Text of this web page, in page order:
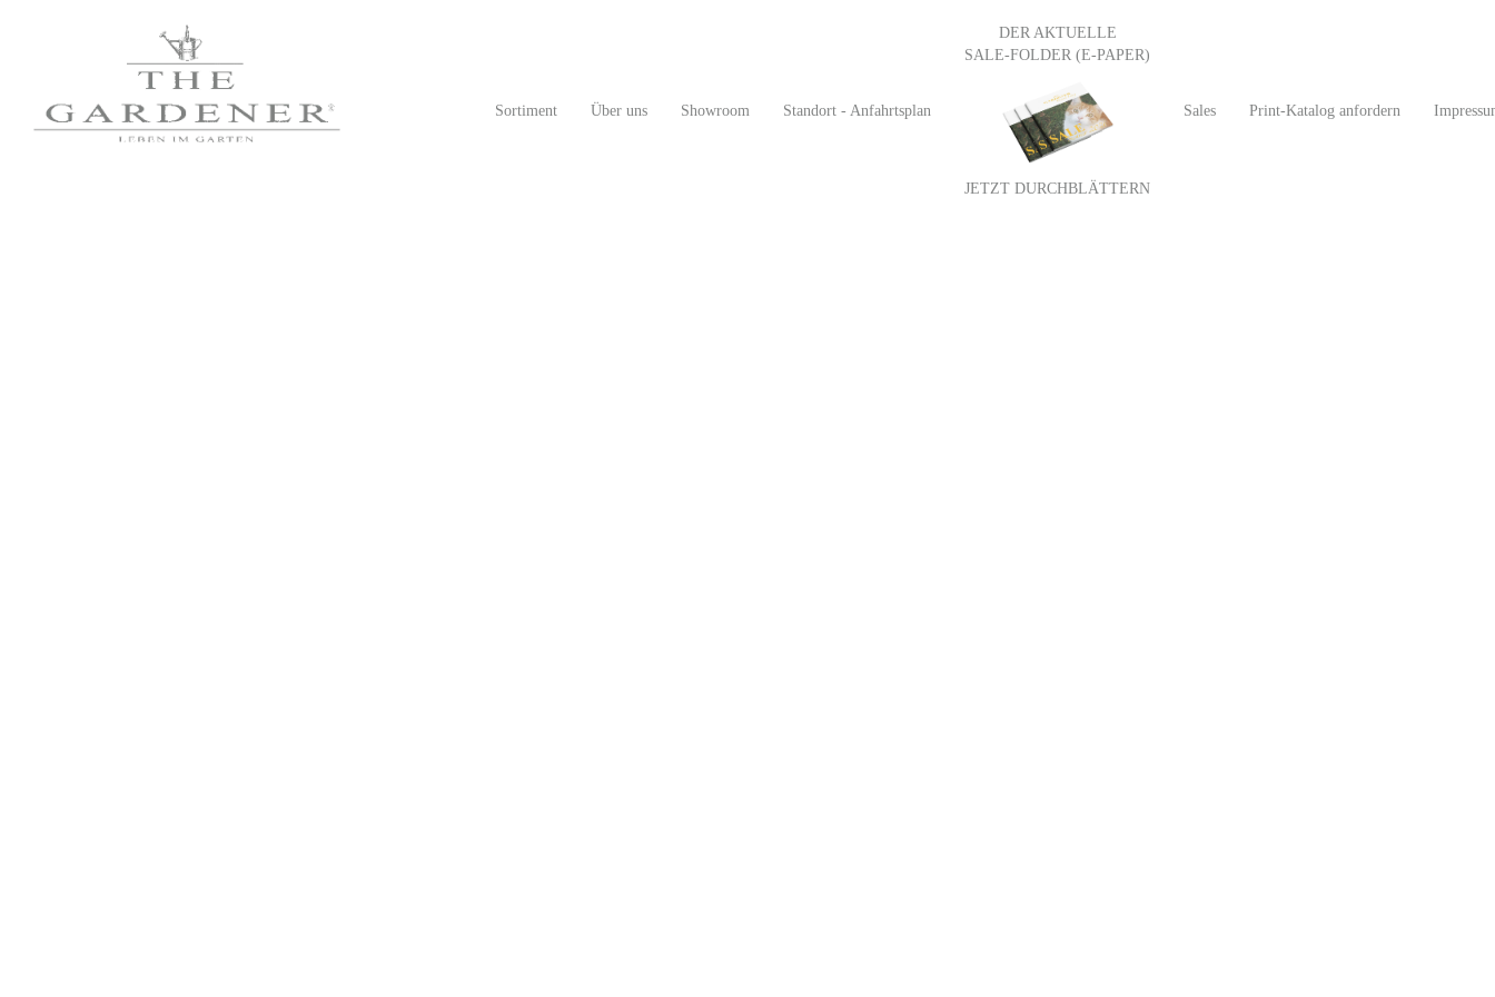
Sortiment Über uns Showroom Standort - Anfahrtsplan
DER AKTUELLE
SALE-FOLDER (E-PAPER)
JETZT DURCHBLÄTTERN
Sales Print-Katalog anfordern